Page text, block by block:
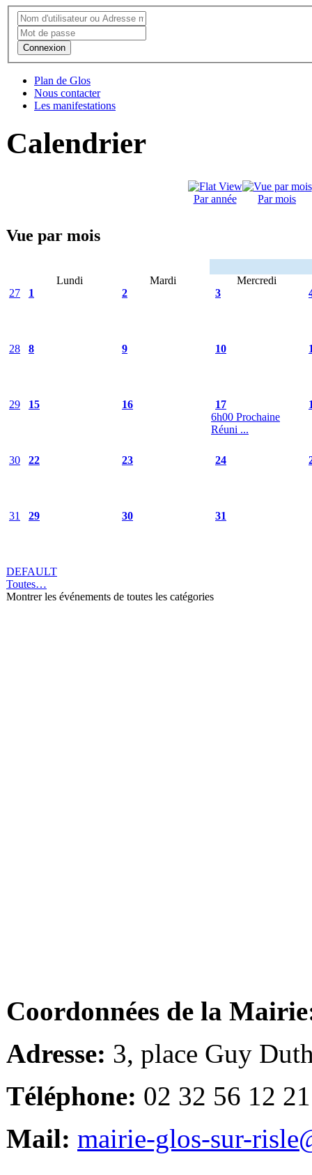
Connexion
Plan de Glos
Nous contacter
Les manifestations
Calendrier
Par année Par mois
Vue par mois
Lundi Mardi
Mercredi
27
1 2 3
28 8 9 10
29 15 16
17
6h00 Prochaine
Réuni ...
30 22 23 24
31 29 30 31
DEFAULT
Toutes…
Montrer les événements de toutes les catégories
Coordonnées de la
Adresse: 3, place Guy
Téléphone: 02 32 56 12 21
Mail: mairie-glos-sur-